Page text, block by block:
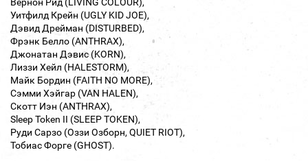
Уитфилд Крейн (UGLY KID JOE),
Дэвид Дрейман (DISTURBED),
Фрэнк Белло (ANTHRAX),
Джонатан Дэвис (KORN),
Лиззи Хейл (HALESTORM),
Майк Бордин (FAITH NO MORE),
Сэмми Хэйгар (VAN HALEN),
Скотт Иэн (ANTHRAX),
Sleep Token II (SLEEP TOKEN),
Руди Сарзо (Оззи Озборн, QUIET RIOT),
Тобиас Форге (GHOST).